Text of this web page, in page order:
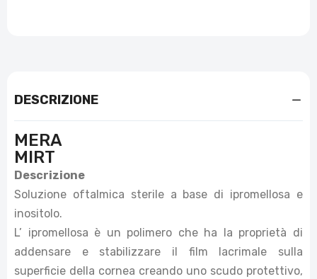
DESCRIZIONE
MERA
MIRT
Descrizione
Soluzione oftalmica sterile a base di ipromellosa e
inositolo.
L’ ipromellosa è un polimero che ha la proprietà di
addensare e stabilizzare il film lacrimale sulla
superficie della cornea creando uno scudo protettivo,